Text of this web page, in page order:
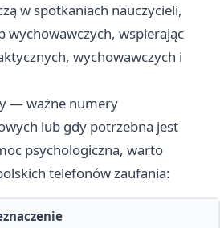
w spotkaniach nauczycieli,
wychowawczych, wspierając
wychowawczych i
— ważne numery
lub gdy potrzebna jest
psychologiczna, warto
telefonów zaufania: